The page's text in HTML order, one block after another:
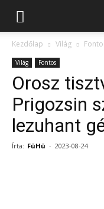
Kezdőlap Világ
Világ Fontos
Orosz
Prigozsin
lezuhant
Írta: FüHü - 2023-08-24